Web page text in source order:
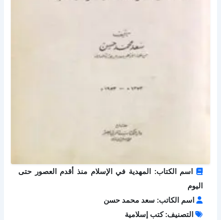
اسم الكتاب: المهدية في الإسلام منذ أقدم العصور حتى
اليوم
اسم الكاتب: سعد محمد حسن
التصنيف: كتب إسلامية